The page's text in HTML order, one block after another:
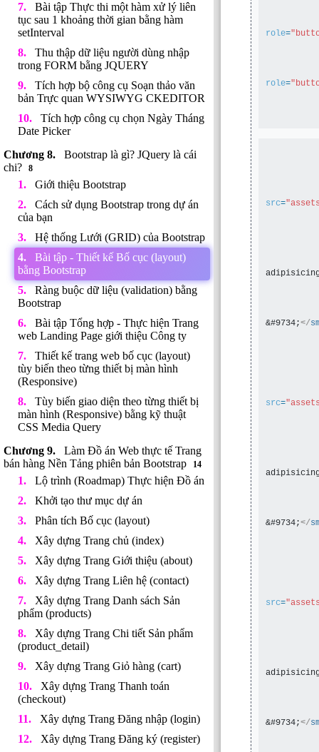
Bài tập Thực thi một hàm xử lý liên
tục sau 1 khoảng thời gian bằng hàm
setInterval
Thu thập dữ liệu người dùng nhập
trong FORM bằng JQUERY
Tích hợp bộ công cụ Soạn thảo văn
bản Trực quan WYSIWYG CKEDITOR
Tích hợp công cụ chọn Ngày Tháng
Date Picker
Bootstrap là gì? JQuery là cái
chi?
8
Giới thiệu Bootstrap
Cách sử dụng Bootstrap trong dự án
của bạn
Hệ thống Lưới (GRID) của Bootstrap
Bài tập - Thiết kế Bố cục (layout)
bằng Bootstrap
Ràng buộc dữ liệu (validation) bằng
Bootstrap
Bài tập Tổng hợp - Thực hiện Trang
web Landing Page giới thiệu Công ty
Thiết kế trang web bố cục (layout)
tùy biến theo từng thiết bị màn hình
(Responsive)
Tùy biến giao diện theo từng thiết bị
màn hình (Responsive) bằng kỹ thuật
CSS Media Query
Làm Đồ án Web thực tế Trang
bán hàng Nền Tảng phiên bản Bootstrap
14
Lộ trình (Roadmap) Thực hiện Đồ án
Khởi tạo thư mục dự án
Phân tích Bố cục (layout)
Xây dựng Trang chủ (index)
Xây dựng Trang Giới thiệu (about)
Xây dựng Trang Liên hệ (contact)
Xây dựng Trang Danh sách Sản
phẩm (products)
Xây dựng Trang Chi tiết Sản phẩm
(product_detail)
Xây dựng Trang Giỏ hàng (cart)
Xây dựng Trang Thanh toán
(checkout)
Xây dựng Trang Đăng nhập (login)
Xây dựng Trang Đăng ký (register)
role=
role=
src=
&#9734;</
src=
&#9734;</
src=
&#9734;</